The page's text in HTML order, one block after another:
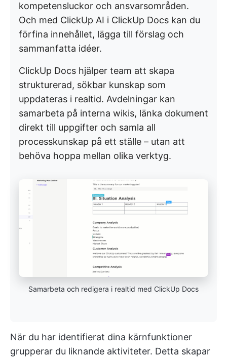
kompetensluckor och ansvarsområden.
Och med ClickUp AI i ClickUp Docs kan du
förfina innehållet, lägga till förslag och
sammanfatta idéer.
ClickUp Docs hjälper team att skapa
strukturerad, sökbar kunskap som
uppdateras i realtid. Avdelningar kan
samarbeta på interna wikis, länka dokument
direkt till uppgifter och samla all
processkunskap på ett ställe – utan att
behöva hoppa mellan olika verktyg.
Samarbeta och redigera i realtid med ClickUp Docs
När du har identifierat dina kärnfunktioner
grupperar du liknande aktiviteter. Detta skapar